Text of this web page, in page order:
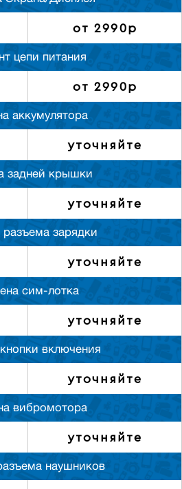
от 2990р
цепи питания
от 2990р
аккумулятора
уточняйте
задней крышки
уточняйте
зарядки
уточняйте
сим-лотка
уточняйте
включения
уточняйте
вибромотора
уточняйте
наушников